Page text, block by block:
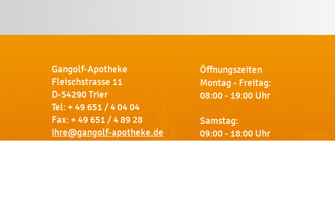
Gangolf-Apotheke
Fleischstrasse 11
D-54290 Trier
Tel: + 49 651 / 4 04 04
Fax: + 49 651 / 4 89 28
ihre@gangolf-apotheke.de
Öffnungszeiten
Montag - Freitag:
08:00 - 19:00 Uhr
Samstag:
09:00 - 18:00 Uhr